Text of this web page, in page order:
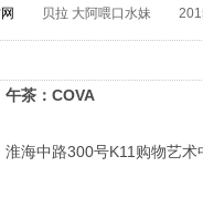
贝拉 大阿喂口水妹
午茶：COVA
淮海中路300号K11购物艺术